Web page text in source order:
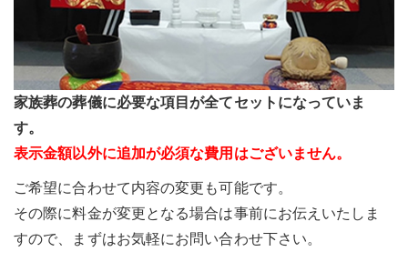
家族葬の葬儀に必要な項目が全てセットになっていま
す。
表示金額以外に追加が必須な費用はございません。
ご希望に合わせて内容の変更も可能です。
その際に料金が変更となる場合は事前にお伝えいたしま
すので、まずはお気軽にお問い合わせ下さい。